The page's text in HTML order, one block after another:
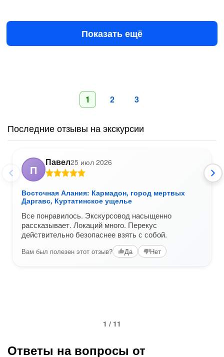
14 900 ₽за всё до 4 чел.
Показать ещё
1 2 3
Последние отзывы на экскурсии
П
Павел25 июл 2026
Восточная Алания: Кармадон, город мертвых
Даргавс, Куртатинское ущелье
Все понравилось. Экскурсовод насыщенно
рассказывает. Локаций много. Перекус
действительно безопаснее взять с собой.
Вам был полезен этот отзыв? Да Нет
1 / 11
Ответы на вопросы от